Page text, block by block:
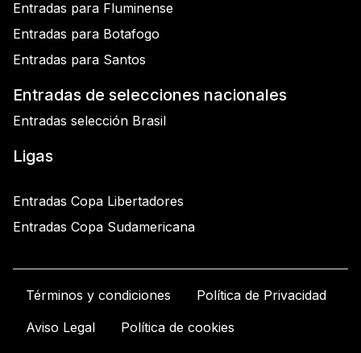
Entradas para Fluminense
Entradas para Botafogo
Entradas para Santos
Entradas de selecciones nacionales
Entradas selección Brasil
Ligas
Entradas Copa Libertadores
Entradas Copa Sudamericana
Términos y condiciones
Política de Privacidad
Aviso Legal
Política de cookies